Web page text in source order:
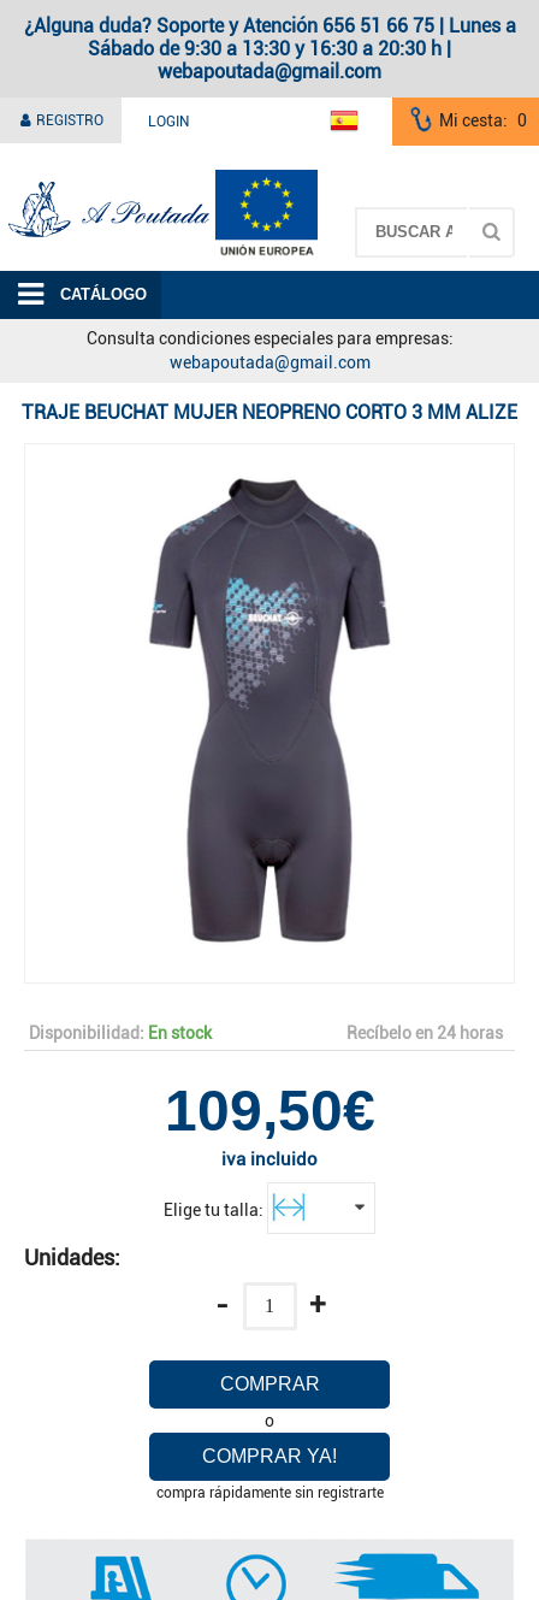
¿Alguna duda? Soporte y Atención 656 51 66 75 | Lunes a
Sábado de 9:30 a 13:30 y 16:30 a 20:30 h |
webapoutada@gmail.com
REGISTRO LOGIN Mi cesta: 0
CATÁLOGO
Consulta condiciones especiales para empresas:
webapoutada@gmail.com
TRAJE BEUCHAT MUJER NEOPRENO CORTO 3 MM ALIZE
Disponibilidad: En stock Recíbelo en 24 horas
109,50€
iva incluido
Elige tu talla:
Unidades:
- +
COMPRAR
o
COMPRAR YA!
compra rápidamente sin registrarte